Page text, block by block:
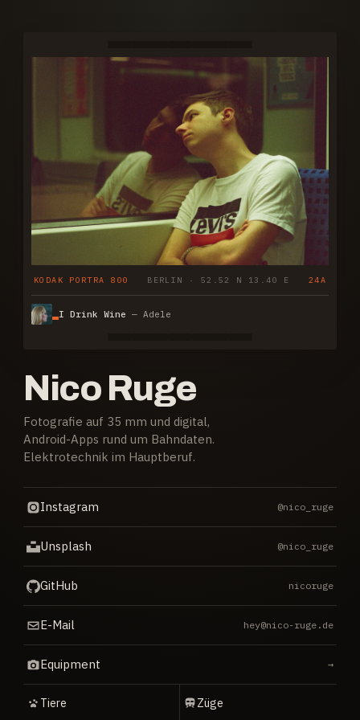
KODAK PORTRA 800 BERLIN · 52.52 N 13.40 E 24A
I Drink Wine — Adele
Nico Ruge
Fotografie auf 35 mm und digital,
Android-Apps rund um Bahndaten.
Elektrotechnik im Hauptberuf.
Instagram @nico_ruge
Unsplash @nico_ruge
GitHub nicoruge
E-Mail hey@nico-ruge.de
Equipment →
Tiere Züge